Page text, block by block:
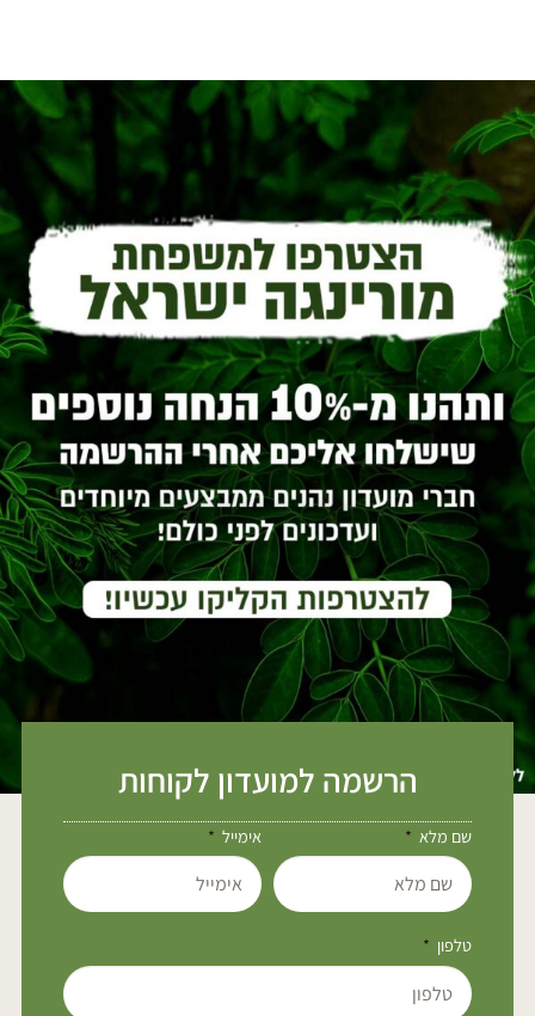
הרשמה למועדון לקוחות
שם מלא אימייל
טלפון